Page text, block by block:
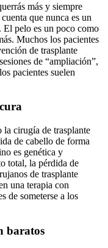
más y siempre
que nunca es un
El pelo es un poco como
Muchos los pacientes
de trasplante
de “ampliación”,
pacientes suelen
la cirugía de trasplante
de cabello de forma
es genética y
total, la pérdida de
de trasplante
una terapia con
de someterse a los
baratos